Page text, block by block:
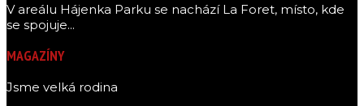
V areálu Hájenka Parku se nachází La Foret, místo, kde
se spojuje...
MAGAZÍNY
Jsme velká rodina